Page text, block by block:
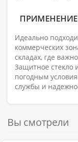
ПРИМЕНЕНИЕ
Идеально
коммерческих
складах, где
Защитное стекло
погодным
службы и
Вы смотрели